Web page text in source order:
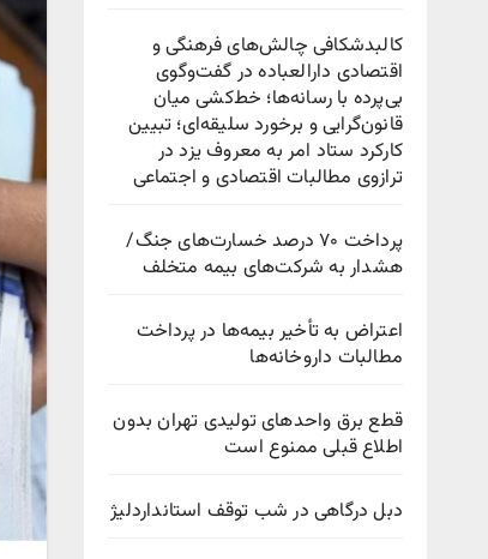
کالبدشکافی چالش‌های فرهنگی و
اقتصادی دارالعباده در گفت‌وگوی
بی‌پرده با رسانه‌ها؛ خط‌کشی میان
قانون‌گرایی و برخورد سلیقه‌ای؛ تبیین
کارکرد ستاد امر به معروف یزد در
ترازوی مطالبات اقتصادی و اجتماعی
پرداخت ۷۰ درصد خسارت‌های جنگ/
هشدار به شرکت‌های بیمه متخلف
اعتراض به تأخیر بیمه‌ها در پرداخت
مطالبات داروخانه‌ها
قطع برق واحدهای تولیدی تهران بدون
اطلاع قبلی ممنوع است
دبل درگاهی در شب توقف استانداردلیژ